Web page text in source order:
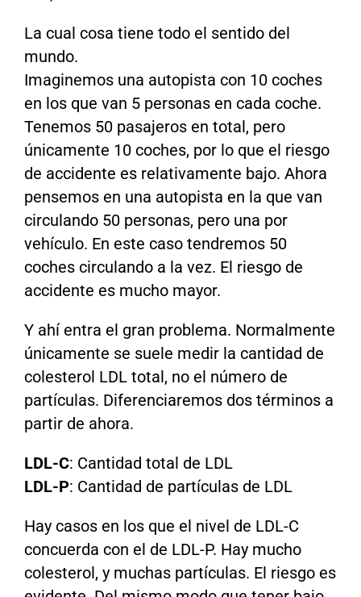
La cual cosa tiene todo el sentido del
mundo.
Imaginemos una autopista con 10 coches
en los que van 5 personas en cada coche.
Tenemos 50 pasajeros en total, pero
únicamente 10 coches, por lo que el riesgo
de accidente es relativamente bajo. Ahora
pensemos en una autopista en la que van
circulando 50 personas, pero una por
vehículo. En este caso tendremos 50
coches circulando a la vez. El riesgo de
accidente es mucho mayor.
Y ahí entra el gran problema. Normalmente
únicamente se suele medir la cantidad de
colesterol LDL total, no el número de
partículas. Diferenciaremos dos términos a
partir de ahora.
LDL-C: Cantidad total de LDL
LDL-P: Cantidad de partículas de LDL
Hay casos en los que el nivel de LDL-C
concuerda con el de LDL-P. Hay mucho
colesterol, y muchas partículas. El riesgo es